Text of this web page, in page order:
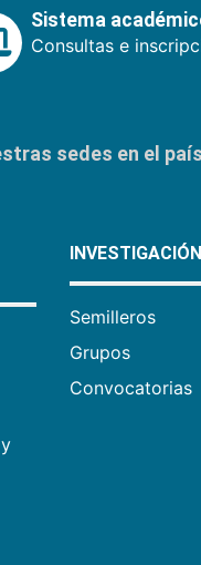
Sistema
Consultas e
sedes en el
INVESTIGACIÓN
Semilleros
Grupos
Convocatorias